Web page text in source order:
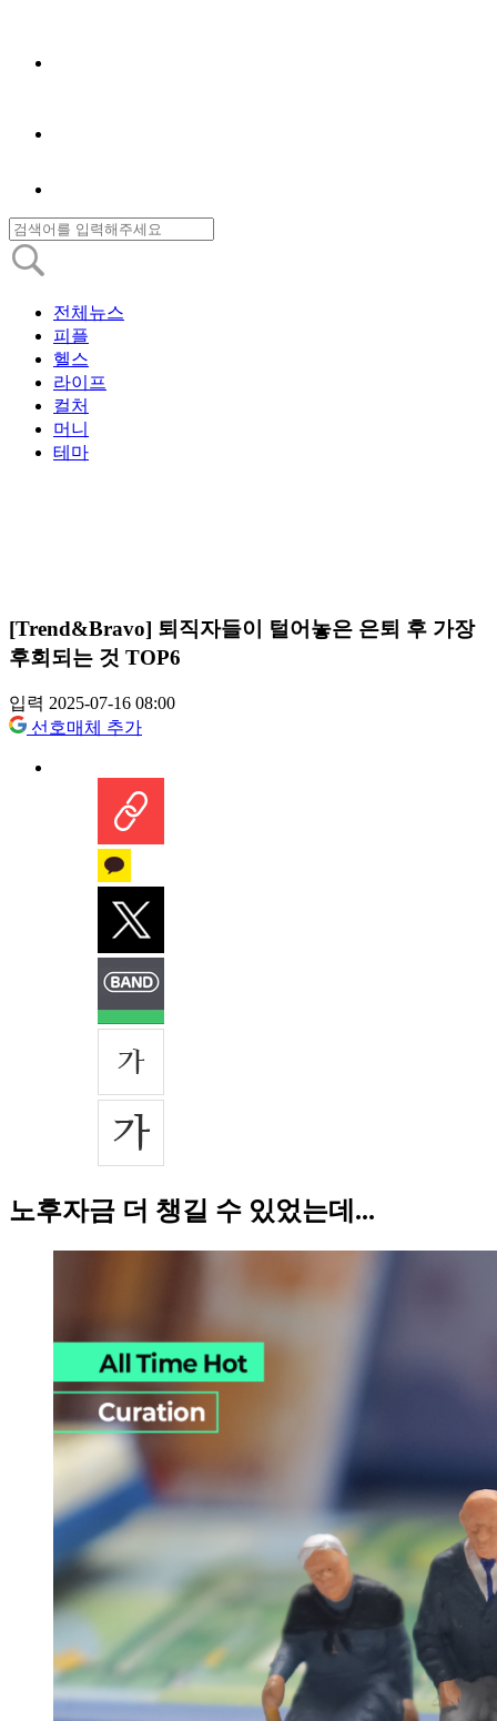
전체뉴스
피플
헬스
라이프
컬처
머니
테마
[Trend&Bravo] 퇴직자들이 털어놓은 은퇴 후 가장
후회되는 것 TOP6
입력 2025-07-16 08:00
선호매체 추가
노후자금 더 챙길 수 있었는데...